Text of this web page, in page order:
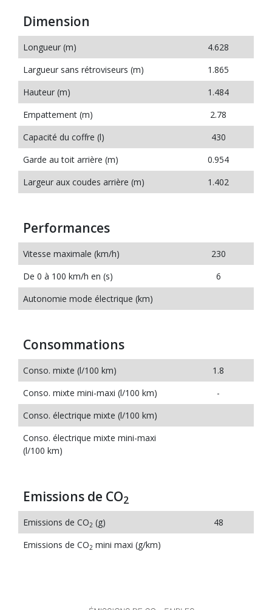
Dimension
Longueur (m)
4.628
Largueur sans rétroviseurs (m)
1.865
Hauteur (m)
1.484
Empattement (m)
2.78
Capacité du coffre (l)
430
Garde au toit arrière (m)
0.954
Largeur aux coudes arrière (m)
1.402
Performances
Vitesse maximale (km/h)
230
De 0 à 100 km/h en (s)
6
Autonomie mode électrique (km)
Consommations
Conso. mixte (l/100 km)
1.8
Conso. mixte mini-maxi (l/100 km)
-
Conso. électrique mixte (l/100 km)
Conso. électrique mixte mini-maxi
(l/100 km)
Emissions de CO2
Emissions de CO2 (g)
48
Emissions de CO2 mini maxi (g/km)